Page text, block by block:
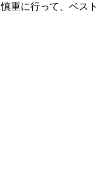
重に行って、ベスト